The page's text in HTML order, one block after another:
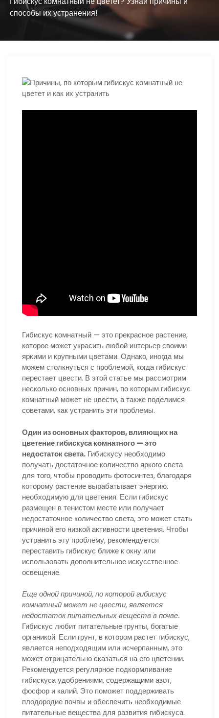
способы их устранения!
Гибискус комнатный — это прекрасное растение,
которое может украсить любой интерьер своими
яркими и крупными цветами. Однако, иногда мы
можем столкнуться с проблемой, когда гибискус
перестает цвести. В этой статье мы рассмотрим
несколько основных причин, по которым гибискус
комнатный может не цвести, а также поделимся
советами, как устранить эти проблемы.
Один из основных факторов, влияющих на
цветение гибискуса комнатного — это
недостаток света. Гибискусу необходимо
получать достаточное количество яркого света
для того, чтобы проводить фотосинтез, благодаря
которому растение вырабатывает энергию,
необходимую для цветения. Если гибискус
размещен в тенистом месте или получает
недостаточное количество света, это может стать
причиной его низкой активности цветения. Чтобы
устранить эту проблему, рекомендуется
переставить гибискус ближе к окну или
использовать дополнительное искусственное
освещение.
Еще одной причиной, по которой гибискус
комнатный может не цвести, является
недостаток питательных веществ в почве.
Гибискус любит питательные грунты, богатые
органикой. Если грунт, в котором растет гибискус,
является неподходящим или исчерпанным, это
может отрицательно сказаться на его цветении.
Рекомендуется регулярное подкормливание
гибискуса удобрениями, содержащими азот,
фосфор и калий. Это поможет поддерживать
плодородие почвы и обеспечить необходимые
питательные вещества для развития гибискуса.